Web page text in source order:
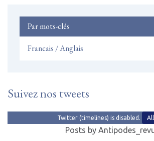
Par mots-clés
Francais / Anglais
Suivez nos tweets
Twitter (timelines) is disabled.
Posts by